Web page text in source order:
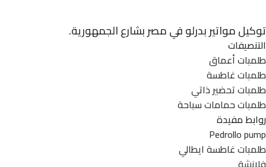
توكيل مواتير بدرلو في مصر بشارع الجمهورية.
التنصيفات
طلمبات أعماق
طلمبات غاطسة
طلمبات تحضير ذاتي
طلمبات حمامات سباحة
روابط مفيدة
Pedrollo pump
طلمبات غاطسة ايطالي